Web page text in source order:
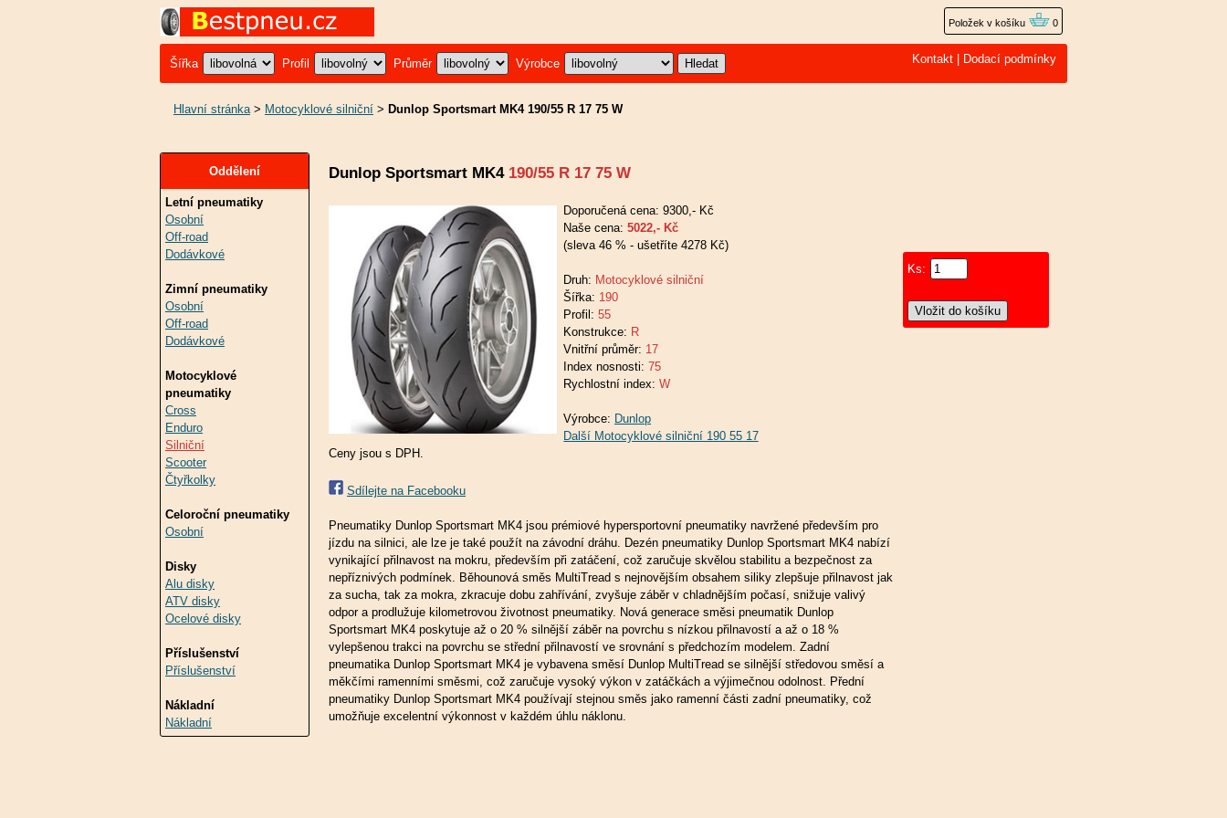
Položek v košíku 0
Šířka Profil Průměr Výrobce Kontakt Dodací podmínky
Hlavní stránka> Motocyklové silniční > Dunlop Sportsmart MK4 190/55 R 17 75 W
Oddělení
Letní pneumatiky
Osobní
Off-road
Dodávkové
Zimní pneumatiky
Osobní
Off-road
Dodávkové
Motocyklové
pneumatiky
Cross
Enduro
Silniční
Scooter
Čtyřkolky
Celoroční pneumatiky
Osobní
Disky
Alu disky
ATV disky
Ocelové disky
Příslušenství
Příslušenství
Nákladní
Nákladní
Dunlop Sportsmart MK4190/55 R 17 75 W
Doporučená cena: 9300,- Kč
Naše cena: 5022,- Kč
(sleva 46 % - ušetříte 4278 Kč)
Druh: Motocyklové silniční
Šířka: 190
Profil: 55
Konstrukce: R
Vnitřní průměr: 17
Index nosnosti: 75
Rychlostní index: W
Výrobce: Dunlop
Ceny jsou s DPH.
Sdílejte na Facebooku
Pneumatiky Dunlop Sportsmart MK4 jsou prémiové hypersportovní pneumatiky navržené především pro
jízdu na silnici, ale lze je také použít na závodní dráhu. Dezén pneumatiky Dunlop Sportsmart MK4 nabízí
vynikající přilnavost na mokru, především při zatáčení, což zaručuje skvělou stabilitu a bezpečnost za
nepříznivých podmínek. Běhounová směs MultiTread s nejnovějším obsahem siliky zlepšuje přilnavost jak
za sucha, tak za mokra, zkracuje dobu zahřívání, zvyšuje záběr v chladnějším počasí, snižuje valivý
odpor a prodlužuje kilometrovou životnost pneumatiky. Nová generace směsi pneumatik Dunlop
Sportsmart MK4 poskytuje až o 20 % silnější záběr na povrchu s nízkou přilnavostí a až o 18 %
vylepšenou trakci na povrchu se střední přilnavostí ve srovnání s předchozím modelem. Zadní
pneumatika Dunlop Sportsmart MK4 je vybavena směsí Dunlop MultiTread se silnější středovou směsí a
měkčími ramenními směsmi, což zaručuje vysoký výkon v zatáčkách a výjimečnou odolnost. Přední
pneumatiky Dunlop Sportsmart MK4 používají stejnou směs jako ramenní části zadní pneumatiky, což
umožňuje excelentní výkonnost v každém úhlu náklonu.
Ks: